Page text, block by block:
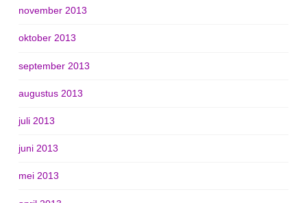
november 2013
oktober 2013
september 2013
augustus 2013
juli 2013
juni 2013
mei 2013